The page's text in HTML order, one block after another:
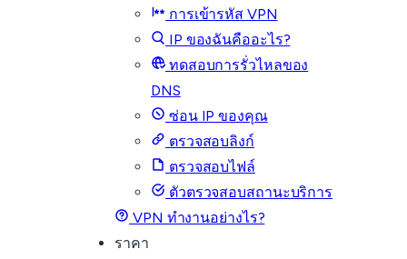
การเข้ารหัส VPN
IP ของฉันคืออะไร?
ทดสอบการรั่วไหลของ
DNS
ซ่อน IP ของคุณ
ตรวจสอบลิงก์
ตรวจสอบไฟล์
ตัวตรวจสอบสถานะบริการ
VPN ทำงานอย่างไร?
ราคา